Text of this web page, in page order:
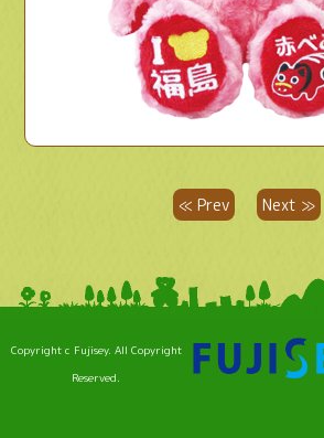
≪ Prev Next ≫
Copyright c Fujisey. All Copyright
Reserved.